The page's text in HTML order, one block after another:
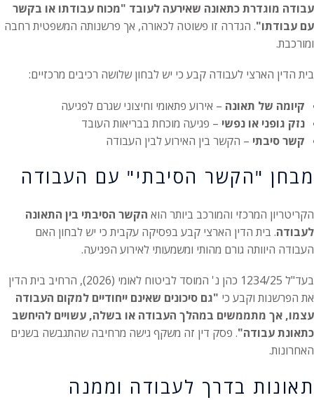
עבודה מוגדרת כתאונה שאירעה לעובד "מכוח עבודתו או בקשר
עם עבודתו". הגדרה זו פשוטה לכאורה, אך פרשנותה המשפטית רחבה
ומורכבת.
בית הדין הארצי לעבודה קבע כי יש לבחון שלושה רכיבים מרכזיים:
קיומה של תאונה – אירוע פתאומי וחיצוני שגרם לפגיעה
נזק גופני או נפשי – פגיעה מוכחת בבריאות העובד
קשר סיבתי – הקשר בין האירוע לבין העבודה
מבחן "הקשר הסיבתי" עם העבודה
הקריטריון המרכזי והמורכב ביותר הוא הקשר הסיבתי בין התאונה
לעבודה. בית הדין הארצי קבע בפסיקה עקבית כי יש לבחון האם
העבודה היוותה גורם מהותי ומשמעותי לאירוע הפגיעה.
בעד"ל 1234/25 כהן נ' המוסד לביטוח לאומי (2026), הרחיב בית הדין
את הפרשנות וקבע כי "גם סיכונים שאינם ייחודיים למקום העבודה
עצמו, אך מתממשים במהלך העבודה או בשלה, עשויים להיחשב
כתאונת עבודה". פסק דין זה משקף גישה מרחיבה שהתגבשה בשנים
האחרונות.
תאונות בדרך לעבודה וממנה